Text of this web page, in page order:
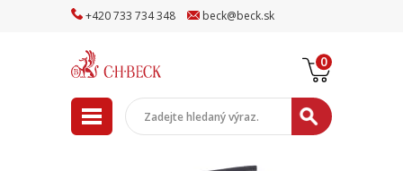
+420733 734348 beck@beck.sk
0